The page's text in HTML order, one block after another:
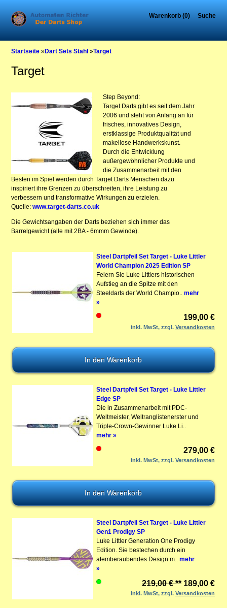
Warenkorb (0) Suche
Startseite »Dart Sets Stahl »Target
Target
Step Beyond:
Target Darts gibt es seit dem Jahr
2006 und steht von Anfang an für
frisches, innovatives Design,
erstklassige Produktqualität und
makellose Handwerkskunst.
Durch die Entwicklung
außergewöhnlicher Produkte und
die Zusammenarbeit mit den
Besten im Spiel werden durch Target Darts Menschen dazu
inspiriert ihre Grenzen zu überschreiten, ihre Leistung zu
verbessern und transformative Wirkungen zu erzielen.
Quelle:www.target-darts.co.uk
Die Gewichtsangaben der Darts beziehen sich immer das
Barrelgewicht (alle mit 2BA - 6mmm Gewinde).
Steel Dartpfeil Set Target - Luke Littler
World Champion 2025 Edition SP
Feiern Sie Luke Littlers historischen
Aufstieg an die Spitze mit den
Steeldarts der World Champio.. mehr
»
199,00 €
inkl. MwSt, zzgl.Versandkosten
Steel Dartpfeil Set Target - Luke Littler
Edge SP
Die in Zusammenarbeit mit PDC-
Weltmeister, Weltranglistenerster und
Triple-Crown-Gewinner Luke Li..
mehr »
279,00 €
inkl. MwSt, zzgl.Versandkosten
Steel Dartpfeil Set Target - Luke Littler
Gen1 Prodigy SP
Luke Littler Generation One Prodigy
Edition. Sie bestechen durch ein
atemberaubendes Design m.. mehr
»
219,00 € ** 189,00 €
inkl. MwSt, zzgl.Versandkosten